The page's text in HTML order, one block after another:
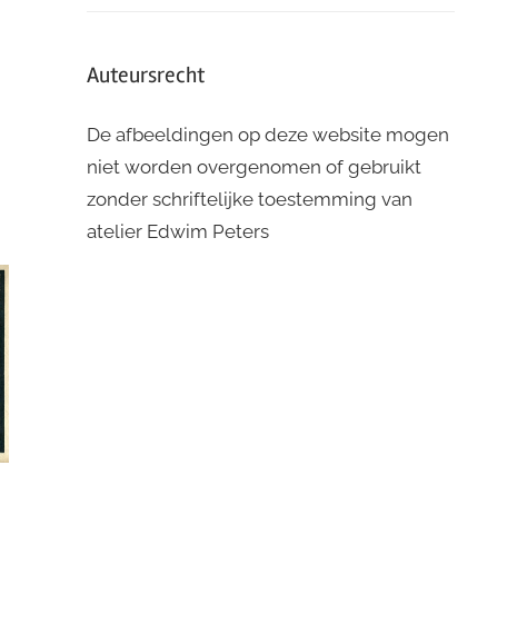
Auteursrecht
De afbeeldingen op deze website mogen
niet worden overgenomen of gebruikt
zonder schriftelijke toestemming van
atelier Edwim Peters